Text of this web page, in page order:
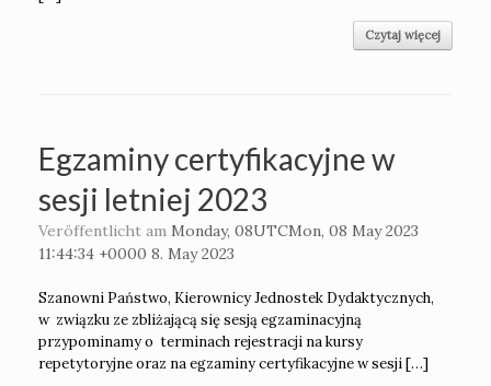
Czytaj więcej
Egzaminy certyfikacyjne w
sesji letniej 2023
Veröffentlicht am Monday, 08UTCMon, 08 May 2023
11:44:34 +0000 8. May 2023
Szanowni Państwo, Kierownicy Jednostek Dydaktycznych,
w związku ze zbliżającą się sesją egzaminacyjną
przypominamy o terminach rejestracji na kursy
repetytoryjne oraz na egzaminy certyfikacyjne w sesji […]